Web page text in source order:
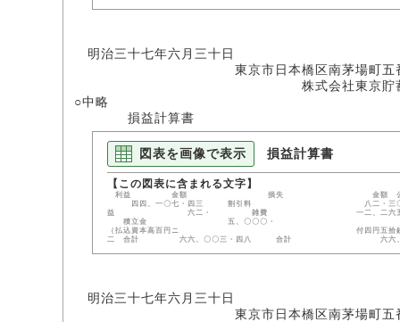
明治三十七年六月三十日
東京市日本橋区南茅場町五
株式会社東京貯蓄
○中略
損益計算書
図表を画像で表示 損益計算書
利益 金額 損失 金額 公債利息 六
四四、一〇七・四三 割引料 八二・三〇
益 六二・ 雑費 一二、二六五
積立金 五、〇〇
（払込資本高百円ニ 付四
二 合計 六六、〇〇三・四八 合計 六六、〇
明治三十七年六月三十日
東京市日本橋区南茅場町五